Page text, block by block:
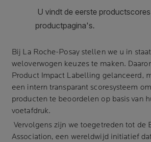
Bij La Roche-Posaystellen we u in
weloverwogen keuzes te maken.
Product Impact Labelling gelanceerd,
een intern transparant scoresysteem
producten te beoordelen op basis van
voetafdruk.
Vervolgens zijn we toegetreden tot de
Association, een wereldwijd initiatief